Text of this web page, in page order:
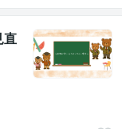
直